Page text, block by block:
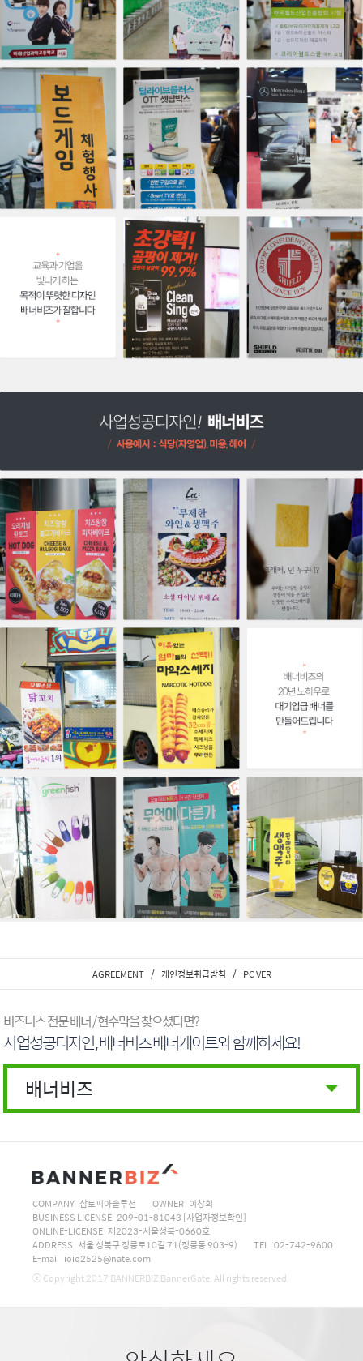
AGREEMENT / 개인정보취급방침 / PC VER
비즈니스 전문 배너 / 현수막을 찾으셨다면?
사업성공디자인 , 배너비즈 배너게이트와 함께하세요!
배너비즈
COMPANY 삼토피아솔루션
OWNER 이창희
BUSINESS LICENSE 209-01-81043 [사업자정보확인]
ONLINE-LICENSE 제2023-서울성북-0660호
ADDRESS 서울 성북구 정릉로10길 71(정릉동 903-9)
TEL 02-742-9600
E-mail ioio2525@nate.com
ⓒ Copyright 2017 BANNERBIZ BannerGate. All rights reserved.